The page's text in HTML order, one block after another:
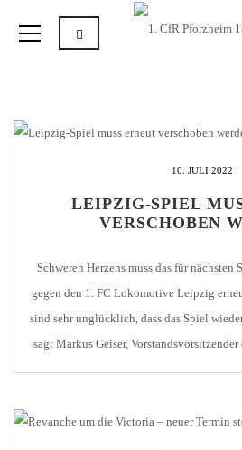
10. JULI 2022
LEIPZIG-SPIEL
VERSCHOBEN
Schweren Herzens muss das für nächsten
gegen den 1. FC Lokomotive Leipzig
sind sehr unglücklich, dass das Spiel
sagt Markus Geiser,
Renovierung des Stadions und der